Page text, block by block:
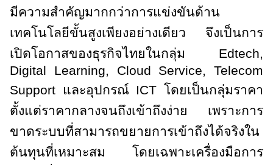
มีความสำคัญมากกว่าการแข่งขันด้าน
เทคโนโลยีขั้นสูงเพียงอย่างเดียว จึงเป็นการ
เปิดโอกาสของธุรกิจไทยในกลุ่ม Edtech,
Digital Learning, Cloud Service, Telecom
Support และอุปกรณ์ ICT
โดยเป็นกลุ่มราคา
ตั้งแต่ราคากลางจนถึงเข้าถึงง่าย เพราะการ
ขาดระบบที่สามารถขยายการเข้าถึงได้จริงใน
ต้นทุนที่เหมาะสม โดยเฉพาะเครื่องมือการ